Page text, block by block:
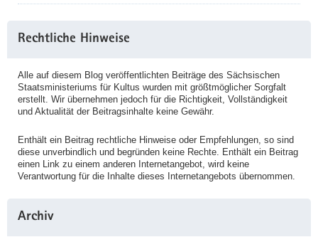
Rechtliche Hinweise
Alle auf diesem Blog veröffentlichten Beiträge des Sächsischen
Staatsministeriums für Kultus wurden mit größtmöglicher Sorgfalt
erstellt. Wir übernehmen jedoch für die Richtigkeit, Vollständigkeit
und Aktualität der Beitragsinhalte keine Gewähr.
Enthält ein Beitrag rechtliche Hinweise oder Empfehlungen, so sind
diese unverbindlich und begründen keine Rechte. Enthält ein Beitrag
einen Link zu einem anderen Internetangebot, wird keine
Verantwortung für die Inhalte dieses Internetangebots übernommen.
Archiv